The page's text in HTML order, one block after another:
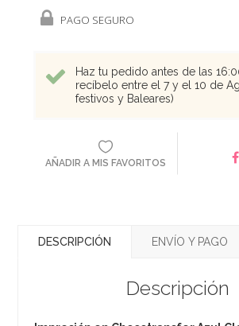
PAGO SEGURO
Haz tu pedido antes de las
recíbelo entre el 7 y el 10 de
festivos y Baleares)
AÑADIR A MIS FAVORITOS
DESCRIPCIÓN ENVÍO Y PAGO
Descripción